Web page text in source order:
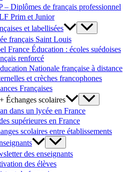
– Diplômes de français professionnel
Prim et Junior
et labellisées
français Saint Louis
France Éducation : écoles suédoises
renforcé
Nationale française à distance
et crèches francophones
Françaises
Échanges scolaires
dans un lycée en France
supérieures en France
scolaires entre établissements
des enseignants
des élèves